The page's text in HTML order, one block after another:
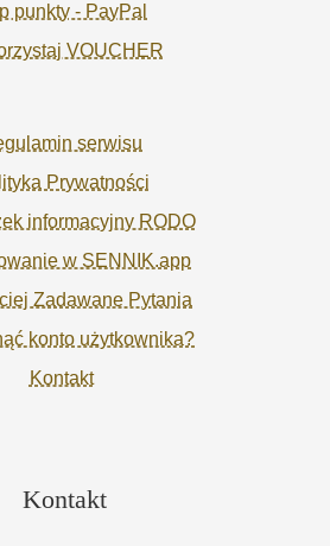
punkty - PayPal
VOUCHER
serwisu
Prywatności
informacyjny RODO
w SENNIK.app
Zadawane Pytania
konto użytkownika?
Kontakt
Kontakt